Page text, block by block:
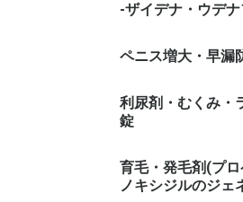
-ザイデナ・ウデ
ペニス増大・早漏
利尿剤・むくみ・
錠
育毛・発毛剤(プロ
ノキシジルのジェ